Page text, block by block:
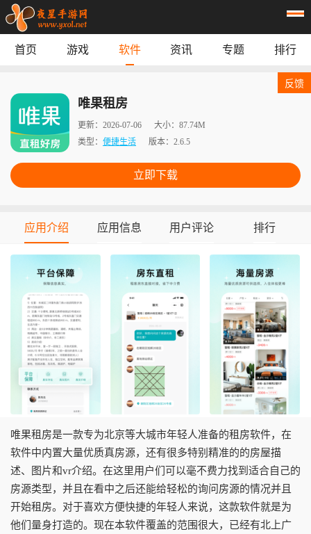
榜单
首页 游戏 软件 资讯 专题 排行
唯果租房
更新： 2026-07-06 大小： 87.74M
类型： 便捷生活 版本： 2.6.5
立即下载
反馈
应用介绍 应用信息 用户评论 排行
唯果租房是一款专为北京等大城市年轻人准备的租房软件，在
软件中内置大量优质真房源，还有很多特别精准的的房屋描
述、图片和vr介绍。在这里用户们可以毫不费力找到适合自己的
房源类型，并且在看中之后还能给轻松的询问房源的情况并且
开始租房。对于喜欢方便快捷的年轻人来说，这款软件就是为
他们量身打造的。现在本软件覆盖的范围很大，已经有北上广